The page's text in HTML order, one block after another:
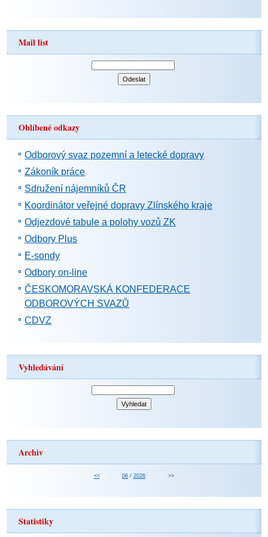
Mail list
Oblíbené odkazy
Odborový svaz pozemní a letecké dopravy
Zákoník práce
Sdružení nájemníků ČR
Koordinátor veřejné dopravy Zlínského kraje
Odjezdové tabule a polohy vozů ZK
Odbory Plus
E-sondy
Odbory on-line
ČESKOMORAVSKÁ KONFEDERACE
ODBOROVÝCH SVAZŮ
CDVZ
Vyhledávání
Archiv
<< 06 / 2026 >>
Statistiky